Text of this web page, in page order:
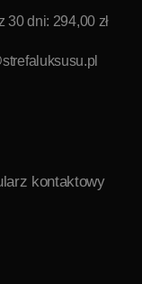
30 dni: 294,00 zł
kontaktowy